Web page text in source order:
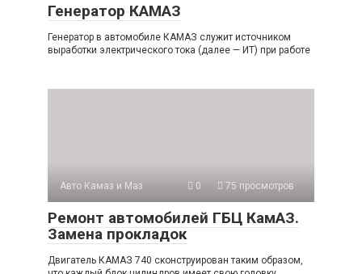
Генератор КАМАЗ
Генератор в автомобиле КАМАЗ служит источником
выработки электрического тока (далее — ИТ) при работе
Авто Камаз и Маз 0 75 просмотров
Ремонт автомобилей ГБЦ КамАЗ.
Замена прокладок
Двигатель КАМАЗ 740 сконструирован таким образом,